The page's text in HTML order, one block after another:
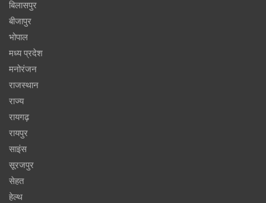
बिलासपुर
बीजापुर
भोपाल
मध्य प्रदेश
मनोरंजन
राजस्थान
राज्य
रायगढ़
रायपुर
साइंस
सूरजपुर
सेहत
हेल्थ